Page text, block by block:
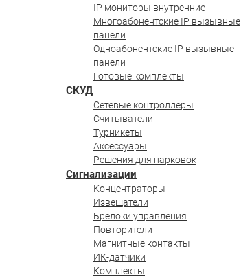
IP мониторы внутренние
Многоабонентские IP вызывные
панели
Одноабонентские IP вызывные
панели
Готовые комплекты
СКУД
Сетевые контроллеры
Считыватели
Турникеты
Аксессуары
Решения для парковок
Сигнализации
Концентраторы
Извещатели
Брелоки управления
Повторители
Магнитные контакты
ИК-датчики
Комплекты